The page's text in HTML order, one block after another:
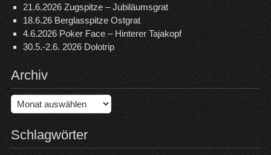
21.6.2026 Zugspitze – Jubiläumsgrat
18.6.26 Berglasspitze Ostgrat
4.6.2026 Poker Face – Hinterer Tajakopf
30.5.-2.6. 2026 Dolotrip
Archiv
Archiv
Schlagwörter